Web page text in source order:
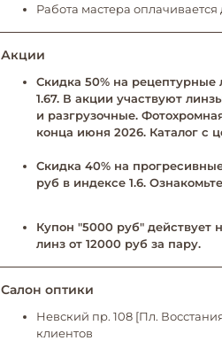
Работа мастера
Акции
Скидка 50% на рецептурные
1.67. В акции участвуют
и разгрузочные.
конца июня 2026. Каталог с
Скидка 40% на
руб в индексе 1.6.
Купон "5000 руб" действует
линз от 12000 руб за пару.
Салон оптики
Невский пр. 108 [Пл.
клиентов